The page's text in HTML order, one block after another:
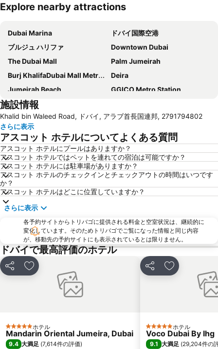
地図を拡大
Explore nearby attractions
Dubai Marina
ドバイ国際空港
ブルジュ ハリファ
Downtown Dubai
The Dubai Mall
Palm Jumeirah
Burj KhalifaDubai Mall Metro Station
Deira
Jumeirah Beach
GGICO Metro Station
Dubai World Trade Centre
ジュメイラ モスク
Dubai World Trade Centre (DWTC)
Souk Madinat Jumeirah
Bur Dubai
Jumeirah
WHX Dubai
Al Ghubaiba Metro Station
Business Bay
Union Metro Station
Jebel Ali
Mall of the Emirates
ゴールド スーク
Dubai International Convention Centre
Ibn Battuta Metro Station
スパイス スーク
Umm Hurair
Al Rigga Metro Station
World Trade Centre Metro Station
Al Jaffliya Metro Station
Vision-X Dubai
Al Karama
Jumeirah Emirates Towers
Al Barsha Dubai
Dubai Internet City Metro Station
シャールジャ国際空港
Emirates Hill
施設情報
Khalid bin Waleed Road, ドバイ, アラブ首長国連邦, 2791794802
さらに表示
アスコット ホテルについてよくある質問
アスコット ホテルにプールはありますか？
アスコット ホテルではペットを連れての宿泊は可能ですか？
アスコット ホテルには駐車場がありますか？
アスコット ホテルのチェックインとチェックアウトの時間はいつです
か？
アスコット ホテルはどこに位置していますか？
さらに表示
各予約サイトからトリバゴに提供される料金と空室状況は、継続的に
変化しています。そのためトリバゴでご覧になった情報と同じ内容
が、移動先の予約サイトにも表示されているとは限りません。
ドバイで最高評価のホテル
シェア お気に入りに追加
5 ホテルのランク
ホテル
Mandarin Oriental Jumeira, Dubai
9.4 大満足 (7,614件の評価)
シェア お気に入りに
5 ホテルのランク
ホテル
Voco Dubai By Ihg
9.1 大満足 (29,204件の